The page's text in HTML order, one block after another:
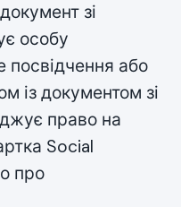
зі
особу
посвідчення або
із документом зі
право на
Social
про